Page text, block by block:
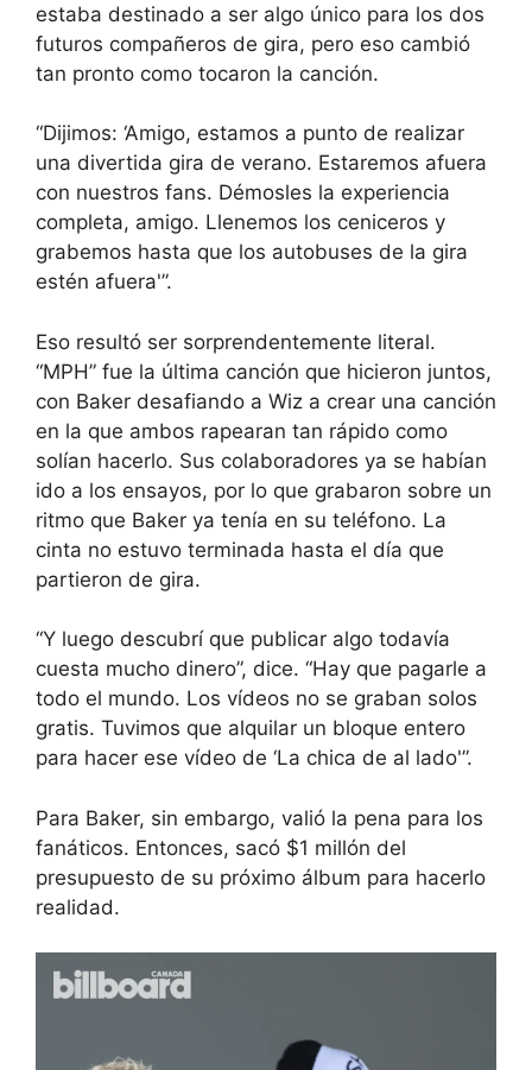
estaba destinado a ser algo único para los dos
futuros compañeros de gira, pero eso cambió
tan pronto como tocaron la canción.
“Dijimos: ‘Amigo, estamos a punto de realizar
una divertida gira de verano. Estaremos afuera
con nuestros fans. Démosles la experiencia
completa, amigo. Llenemos los ceniceros y
grabemos hasta que los autobuses de la gira
estén afuera'”.
Eso resultó ser sorprendentemente literal.
“MPH” fue la última canción que hicieron juntos,
con Baker desafiando a Wiz a crear una canción
en la que ambos rapearan tan rápido como
solían hacerlo. Sus colaboradores ya se habían
ido a los ensayos, por lo que grabaron sobre un
ritmo que Baker ya tenía en su teléfono. La
cinta no estuvo terminada hasta el día que
partieron de gira.
“Y luego descubrí que publicar algo todavía
cuesta mucho dinero”, dice. “Hay que pagarle a
todo el mundo. Los vídeos no se graban solos
gratis. Tuvimos que alquilar un bloque entero
para hacer ese vídeo de ‘La chica de al lado'”.
Para Baker, sin embargo, valió la pena para los
fanáticos. Entonces, sacó $1 millón del
presupuesto de su próximo álbum para hacerlo
realidad.